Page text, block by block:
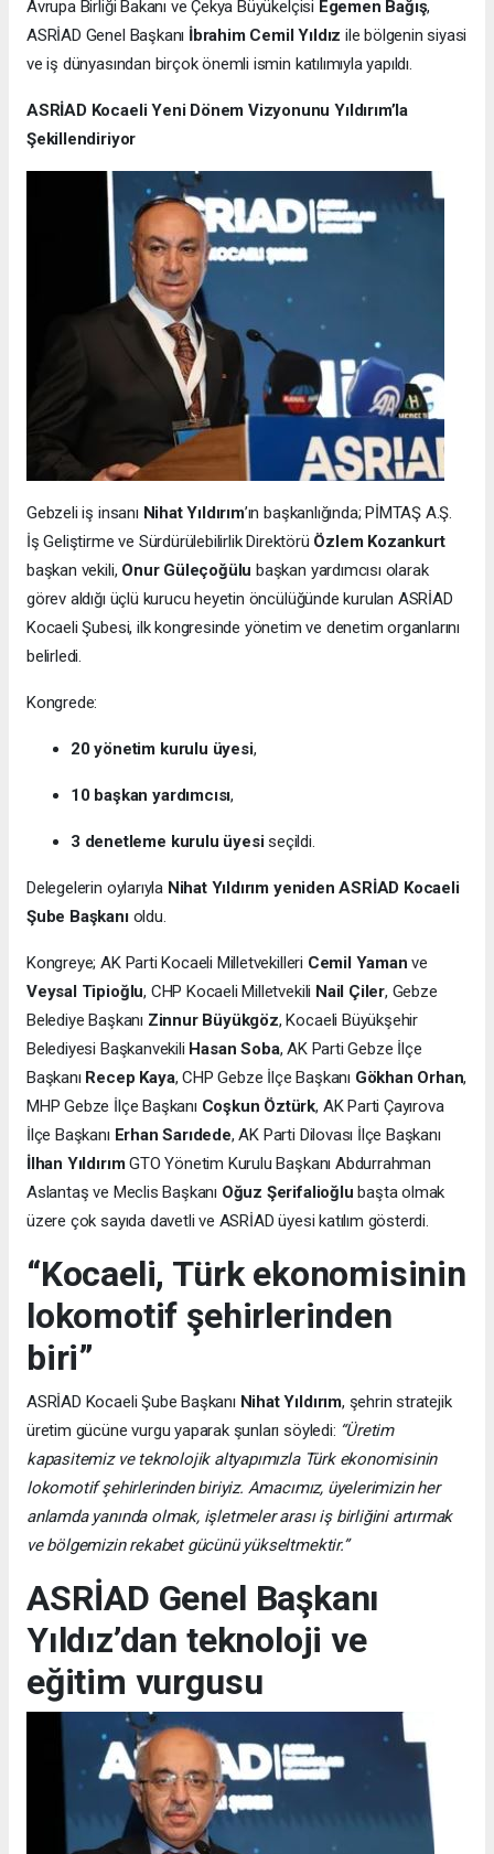
Avrupa Birliği Bakanı ve Çekya Büyükelçisi Egemen Bağış,
ASRİAD Genel Başkanı İbrahim Cemil Yıldız ile bölgenin siyasi
ve iş dünyasından birçok önemli ismin katılımıyla yapıldı.
ASRİAD Kocaeli Yeni Dönem Vizyonunu Yıldırım’la
Şekillendiriyor
Gebzeli iş insanı Nihat Yıldırım’ın başkanlığında; PİMTAŞ A.Ş.
İş Geliştirme ve Sürdürülebilirlik Direktörü Özlem Kozankurt
başkan vekili, Onur Güleçoğülu başkan yardımcısı olarak
görev aldığı üçlü kurucu heyetin öncülüğünde kurulan ASRİAD
Kocaeli Şubesi, ilk kongresinde yönetim ve denetim organlarını
belirledi.
Kongrede:
20 yönetim kurulu üyesi,
10 başkan yardımcısı,
3 denetleme kurulu üyesiseçildi.
Delegelerin oylarıyla Nihat Yıldırım yeniden ASRİAD Kocaeli
Şube Başkanıoldu.
Kongreye; AK Parti Kocaeli Milletvekilleri Cemil Yaman ve
Veysal Tipioğlu, CHP Kocaeli Milletvekili Nail Çiler, Gebze
Belediye Başkanı Zinnur Büyükgöz, Kocaeli Büyükşehir
Belediyesi Başkanvekili Hasan Soba, AK Parti Gebze İlçe
Başkanı Recep Kaya, CHP Gebze İlçe Başkanı Gökhan Orhan,
MHP Gebze İlçe Başkanı Coşkun Öztürk, AK Parti Çayırova
İlçe Başkanı Erhan Sarıdede, AK Parti Dilovası İlçe Başkanı
İlhan YıldırımGTO Yönetim Kurulu Başkanı Abdurrahman
Aslantaş ve Meclis Başkanı Oğuz Şerifalioğlu başta olmak
üzere çok sayıda davetli ve ASRİAD üyesi katılım gösterdi.
“Kocaeli, Türk ekonomisinin
lokomotif şehirlerinden
biri”
ASRİAD Kocaeli Şube Başkanı Nihat Yıldırım, şehrin stratejik
üretim gücüne vurgu yaparak şunları söyledi: “Üretim
kapasitemiz ve teknolojik altyapımızla Türk ekonomisinin
lokomotif şehirlerinden biriyiz. Amacımız, üyelerimizin her
anlamda yanında olmak, işletmeler arası iş birliğini artırmak
ve bölgemizin rekabet gücünü yükseltmektir.”
ASRİAD Genel Başkanı
Yıldız’dan teknoloji ve
eğitim vurgusu